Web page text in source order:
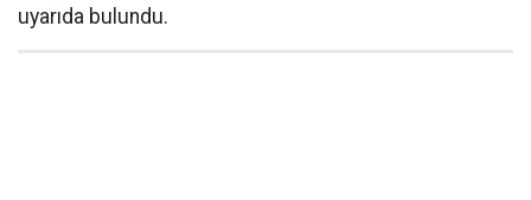
uyarıda bulundu.